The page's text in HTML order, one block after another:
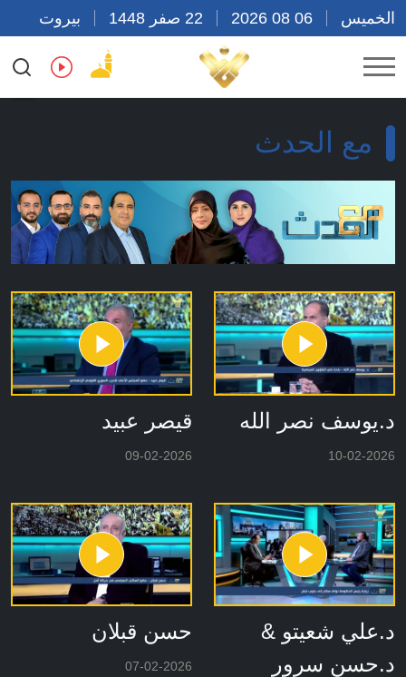
الخميس
بيروت
15:45
مع الحدث
د.يوسف نصر الله
10-02-2026
قيصر عبيد
09-02-2026
د.علي شعيتو &
د.حسن سرور
حسن قبلان
07-02-2026